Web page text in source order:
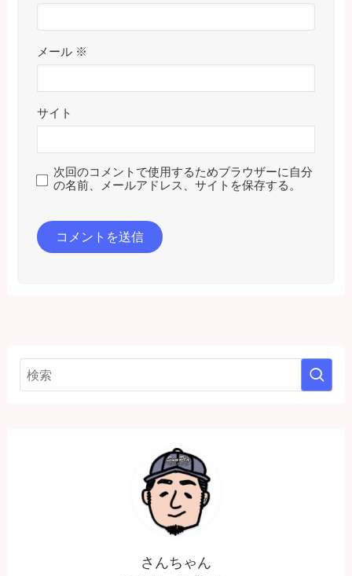
メール ※
サイト
次回のコメントで使用するためブラウザーに自分
の名前、メールアドレス、サイトを保存する。
さんちゃん